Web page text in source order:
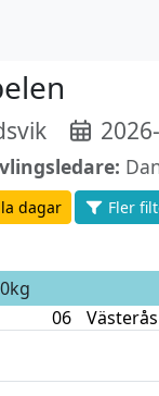
dagar
Fler
06 Västerås